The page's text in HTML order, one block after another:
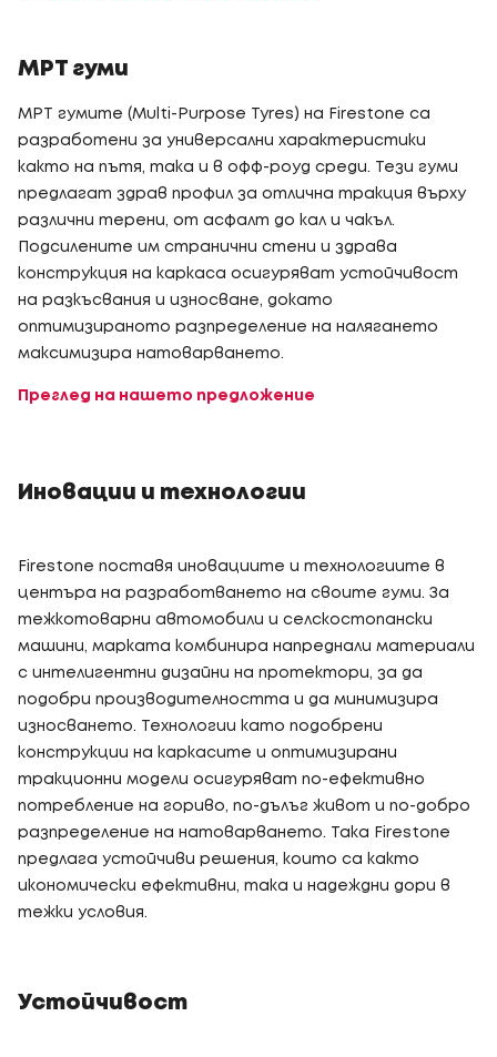
MPT гуми
MPT гумите (Multi-Purpose Tyres) на Firestone са
разработени за универсални характеристики
както на пътя, така и в офф-роуд среди. Тези гуми
предлагат здрав профил за отлична тракция върху
различни терени, от асфалт до кал и чакъл.
Подсилените им странични стени и здрава
конструкция на каркаса осигуряват устойчивост
на разкъсвания и износване, докато
оптимизираното разпределение на налягането
максимизира натоварването.
Преглед на нашето предложение
Иновации и технологии
Firestone поставя иновациите и технологиите в
центъра на разработването на своите гуми. За
тежкотоварни автомобили и селскостопански
машини, марката комбинира напреднали материали
с интелигентни дизайни на протектори, за да
подобри производителността и да минимизира
износването. Технологии като подобрени
конструкции на каркасите и оптимизирани
тракционни модели осигуряват по-ефективно
потребление на гориво, по-дълъг живот и по-добро
разпределение на натоварването. Така Firestone
предлага устойчиви решения, които са както
икономически ефективни, така и надеждни дори в
тежки условия.
Устойчивост